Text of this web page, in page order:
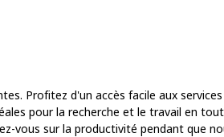
Profitez d'un accès facile aux
pour la recherche et le travail en
vous sur la productivité pendant que